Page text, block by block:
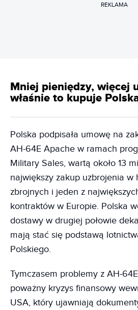
REKLAMA
Mniej pieniędzy, więcej
właśnie to kupuje
Polska podpisała umowę na
AH-64E Apache w ramach
Military Sales, wartą około 13
największy zakup uzbrojenia w
zbrojnych i jeden z
kontraktów w Europie. Polska
dostawy w drugiej połowie
mają stać się podstawą
Polskiego.
Tymczasem problemy z AH-
poważny kryzys finansowy
USA, który ujawniają